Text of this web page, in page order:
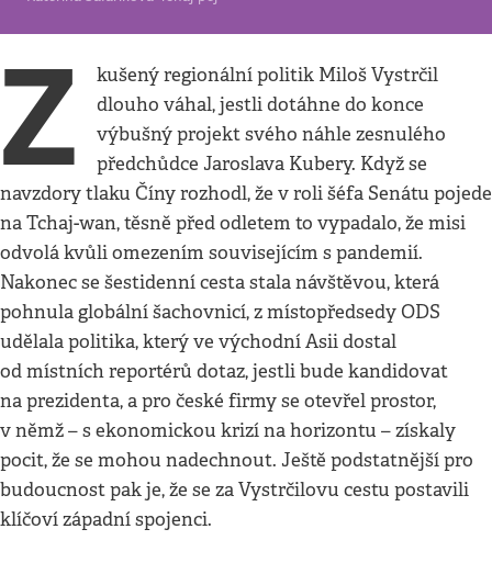
Z
kušený regionální politik Miloš Vystrčil
dlouho váhal, jestli dotáhne do konce
výbušný projekt svého náhle zesnulého
předchůdce Jaroslava Kubery. Když se
navzdory tlaku Číny rozhodl, že v roli šéfa Senátu pojede
na Tchaj-wan, těsně před odletem to vypadalo, že misi
odvolá kvůli omezením souvisejícím s pandemií.
Nakonec se šestidenní cesta stala návštěvou, která
pohnula globální šachovnicí, z místopředsedy ODS
udělala politika, který ve východní Asii dostal
od místních reportérů dotaz, jestli bude kandidovat
na prezidenta, a pro české firmy se otevřel prostor,
v němž – s ekonomickou krizí na horizontu – získaly
pocit, že se mohou nadechnout. Ještě podstatnější pro
budoucnost pak je, že se za Vystrčilovu cestu postavili
klíčoví západní spojenci.